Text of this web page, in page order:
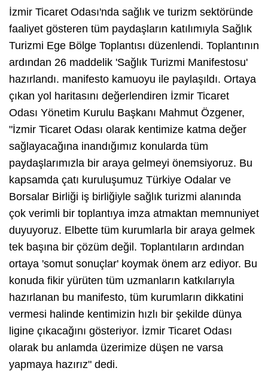
İzmir Ticaret Odası'nda sağlık ve turizm sektöründe
faaliyet gösteren tüm paydaşların katılımıyla Sağlık
Turizmi Ege Bölge Toplantısı düzenlendi. Toplantının
ardından 26 maddelik 'Sağlık Turizmi Manifestosu'
hazırlandı. manifesto kamuoyu ile paylaşıldı. Ortaya
çıkan yol haritasını değerlendiren İzmir Ticaret
Odası Yönetim Kurulu Başkanı Mahmut Özgener,
"İzmir Ticaret Odası olarak kentimize katma değer
sağlayacağına inandığımız konularda tüm
paydaşlarımızla bir araya gelmeyi önemsiyoruz. Bu
kapsamda çatı kuruluşumuz Türkiye Odalar ve
Borsalar Birliği iş birliğiyle sağlık turizmi alanında
çok verimli bir toplantıya imza atmaktan memnuniyet
duyuyoruz. Elbette tüm kurumlarla bir araya gelmek
tek başına bir çözüm değil. Toplantıların ardından
ortaya 'somut sonuçlar' koymak önem arz ediyor. Bu
konuda fikir yürüten tüm uzmanların katkılarıyla
hazırlanan bu manifesto, tüm kurumların dikkatini
vermesi halinde kentimizin hızlı bir şekilde dünya
ligine çıkacağını gösteriyor. İzmir Ticaret Odası
olarak bu anlamda üzerimize düşen ne varsa
yapmaya hazırız" dedi.